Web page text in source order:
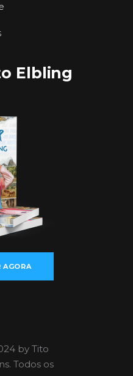
Elbling
AGORA
by Tito
Todos os